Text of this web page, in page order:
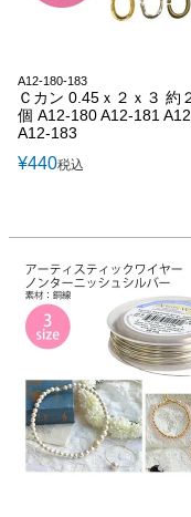
A12-180-183
Ｃカン 0.45ｘ２ｘ３ 約
個 A12-180 A12-181
A12-183
¥440税込